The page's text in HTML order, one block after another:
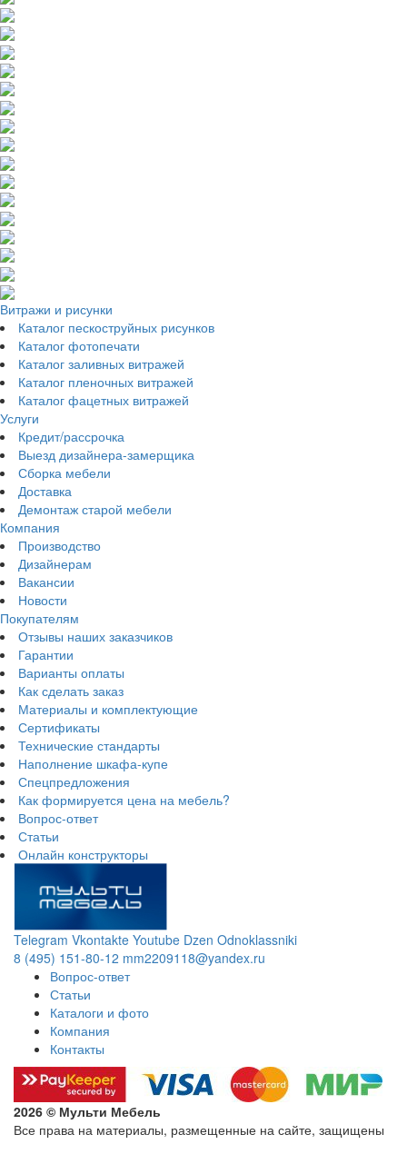
Витражи и рисунки
Каталог пескоструйных рисунков
Каталог фотопечати
Каталог заливных витражей
Каталог пленочных витражей
Каталог фацетных витражей
Услуги
Кредит/рассрочка
Выезд дизайнера-замерщика
Сборка мебели
Доставка
Демонтаж старой мебели
Компания
Производство
Дизайнерам
Вакансии
Новости
Покупателям
Отзывы наших заказчиков
Гарантии
Варианты оплаты
Как сделать заказ
Материалы и комплектующие
Сертификаты
Технические стандарты
Наполнение шкафа-купе
Спецпредложения
Как формируется цена на мебель?
Вопрос-ответ
Статьи
Онлайн конструкторы
Telegram Vkontakte Youtube Dzen Odnoklassniki
8 (495) 151-80-12 mm2209118@yandex.ru
Вопрос-ответ
Статьи
Каталоги и фото
Компания
Контакты
2026 © Мульти Мебель
Все права на материалы, размещенные на сайте, защищены